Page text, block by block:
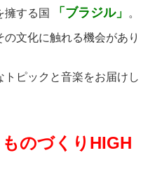
擁する国 「ブラジル」 。
文化に触れる機会があり
ピックと音楽をお届けし
のづくりHIGH